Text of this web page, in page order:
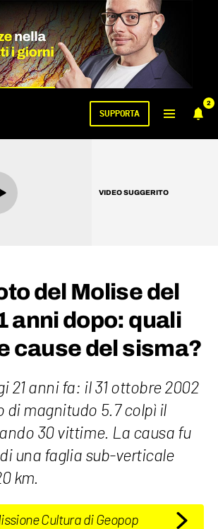
2
SUPPORTA
VIDEO SUGGERITO
del Molise del
anni dopo: quali
cause del sisma?
21 anni fa: il 31 ottobre 2002
di magnitudo 5.7 colpì il
30 vittime. La causa fu
una faglia sub-verticale
km.
Cultura di Geopop